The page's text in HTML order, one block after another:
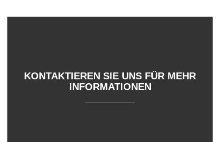
KONTAKTIEREN SIE UNS FÜR MEHR
INFORMATIONEN